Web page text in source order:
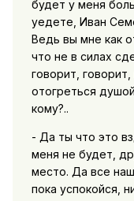
будет у меня
уедете, Иван
Ведь вы мне как
что не в силах
говорит,
отогреться
кому?..
- Да ты что это
меня не будет,
место. Да все
пока успокойся,